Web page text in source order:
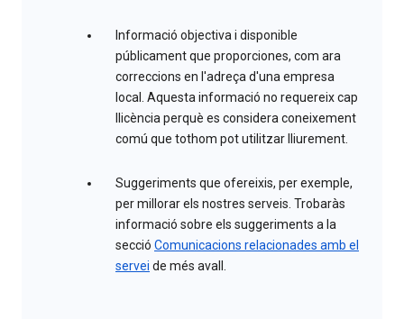
Informació objectiva i disponible
públicament que proporciones, com ara
correccions en l'adreça d'una empresa
local. Aquesta informació no requereix cap
llicència perquè es considera coneixement
comú que tothom pot utilitzar lliurement.
Suggeriments que ofereixis, per exemple,
per millorar els nostres serveis. Trobaràs
informació sobre els suggeriments a la
secció Comunicacions relacionades amb el
servei de més avall.